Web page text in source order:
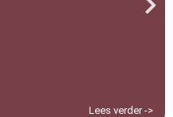
Lees verder ->